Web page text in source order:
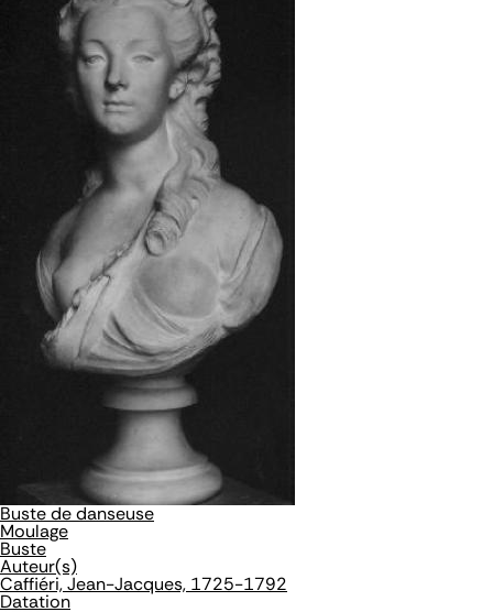
Buste de danseuse
Moulage
Buste
Auteur(s)
Caffiéri, Jean-Jacques, 1725-1792
Datation